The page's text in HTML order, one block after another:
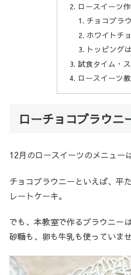
ロースイーツ
チョコブラ
ホワイトチ
トッピング
試食タイム・
ロースイーツ
ローチョコブラウニ
12月のロースイーツのメニュー
チョコブラウニーといえば、平
レートケーキ。
でも、本教室で作るブラウニー
砂糖も、卵も牛乳も使っていませ